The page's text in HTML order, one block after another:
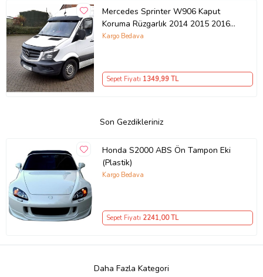
Mercedes Sprinter W906 Kaput
Koruma Rüzgarlık 2014 2015 2016
2017 2018
Kargo Bedava
Sepet Fiyatı 1349,99 TL
Son Gezdikleriniz
Honda S2000 ABS Ön Tampon Eki
(Plastik)
Kargo Bedava
Sepet Fiyatı 2241,00 TL
Daha Fazla Kategori